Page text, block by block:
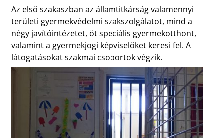
Az első szakaszban az államtitkárság valamennyi
területi gyermekvédelmi szakszolgálatot, mind a
négy javítóintézetet, öt speciális gyermekotthont,
valamint a gyermekjogi képviselőket keresi fel. A
látogatásokat szakmai csoportok végzik.